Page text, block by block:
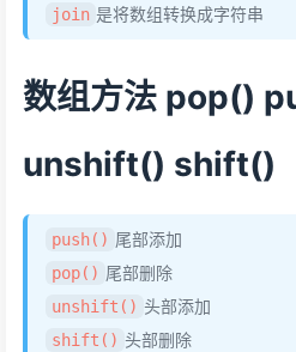
join 是将数组转换成字符串
数组方法 pop()
unshift() shift()
push() 尾部添加
pop() 尾部删除
unshift() 头部添加
shift() 头部删除